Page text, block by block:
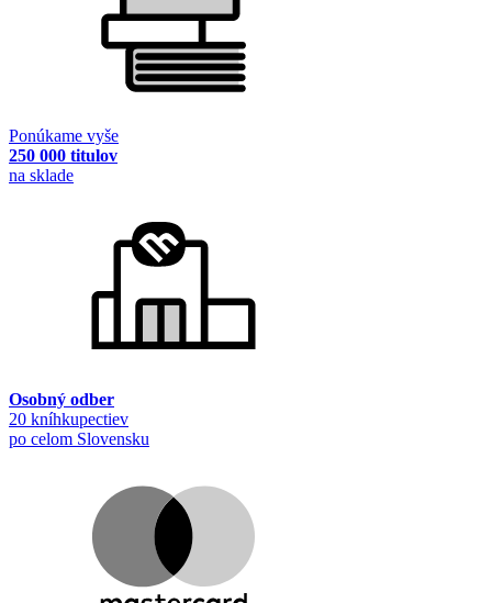
Ponúkame vyše
250 000 titulov
na sklade
Osobný odber
20 kníhkupectiev
po celom Slovensku